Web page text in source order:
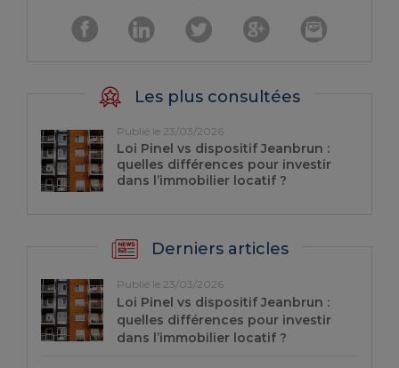
Les plus consultées
Publié le 23/03/2026
Loi Pinel vs dispositif Jeanbrun :
quelles différences pour investir
dans l’immobilier locatif ?
Derniers articles
Publié le 23/03/2026
Loi Pinel vs dispositif Jeanbrun :
quelles différences pour investir
dans l’immobilier locatif ?